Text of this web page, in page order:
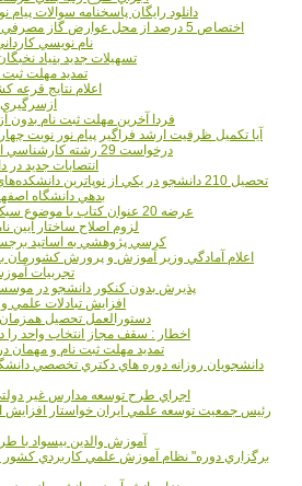
دانلود رایگان پاسخنامه سوالات پیام نور
اختصاص 5 درصد از محل عوارض گاز مصرفي براي نوسازي مدارس
نام نويسي
تسهيلات جديد بنياد
تمديد مهلت ثبت
اعلام نتايج قرعه
فردا آخرین مهلت ثبت نام بدون
آیا تکمیل ظرفیت ارشد فراگیر پیام نور نوبت
درخواست 29 رشته کارشناسي ارشد بررسي مي شود
انتصابات جديد در
تحصيل 210 دانشجو در يکي از نوپاترين دانشکده‌هاي علوم پزشکي کشور
بدهي دانشگاه
عرضه 20 عنوان کتاب با موضوع سبک زندگي به دانشگاه‌ها
لزوم اصلاح ساختار آيين
18 کرسي پژوهشي به اساتيد
اعلام آمادگي وزير آموزش و پرورش کشورمان
تجربيات
پذيرش بدون کنکور دانشجو در
افزايش تبادلات علمي
دستورالعمل تحصیل
اخطار : سقف مجاز انتخاب واحد را
تمدید مهلت ثبت نام و مهمان
دانشجويان روزانه دوره هاي دكتري تخصصي
اجراي طرح توسعه مدارس غير دولتي در 27
رئيس جمعيت توسعه علمي ايران خواستار افزايش
آموزش والدين بيسواد با
برگزاري دوره" نظام آموزش علمي كاربردي